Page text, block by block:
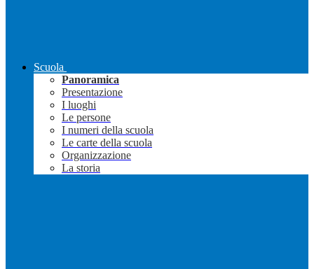
Scuola
Panoramica
Presentazione
I luoghi
Le persone
I numeri della scuola
Le carte della scuola
Organizzazione
La storia